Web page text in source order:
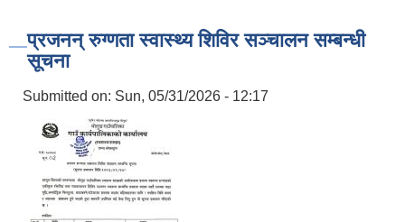
प्रजनन् रुग्णता स्वास्थ्य शिविर सञ्चालन सम्बन्धी
सूचना
Submitted on: Sun, 05/31/2026 - 12:17